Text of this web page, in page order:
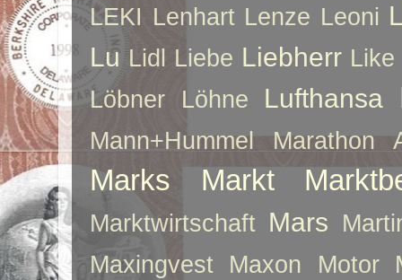
LEKI Lenhart Lenze Leoni
Lu Lidl Liebe Liebherr Like
Löbner
Löhne Lufthansa
Mann+Hummel Marathon
Marks Markt
Marktwirtschaft Mars
Maxingvest
Maxon Motor